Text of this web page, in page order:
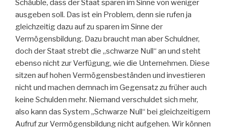
Schäuble, dass der Staat sparen im Sinne von weniger
ausgeben soll. Das ist ein Problem, denn sie rufen ja
gleichzeitig dazu auf zu sparen im Sinne der
Vermögensbildung. Dazu braucht man aber Schuldner,
doch der Staat strebt die „schwarze Null“ an und steht
ebenso nicht zur Verfügung, wie die Unternehmen. Diese
sitzen auf hohen Vermögensbeständen und investieren
nicht und machen demnach im Gegensatz zu früher auch
keine Schulden mehr. Niemand verschuldet sich mehr,
also kann das System „Schwarze Null“ bei gleichzeitigem
Aufruf zur Vermögensbildung nicht aufgehen. Wir können